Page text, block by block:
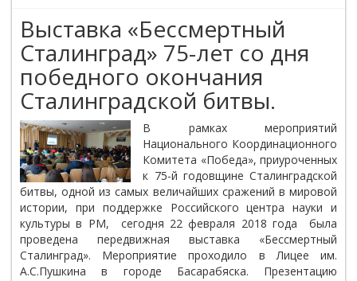
Выставка «Бессмертный
Сталинград» 75-лет со дня
победного окончания
Сталинградской битвы.
В рамках мероприятий
Национального Координационного
Комитета «Победа», приуроченных
к 75-й годовщине Сталинградской
битвы, одной из самых величайших сражений в мировой
истории, при поддержке Российского центра науки и
культуры в РМ, сегодня 22 февраля 2018 года была
проведена передвижная выставка «Бессмертный
Сталинград». Мероприятие проходило в Лицее им.
А.С.Пушкина в городе Басарабяска. Презентацию